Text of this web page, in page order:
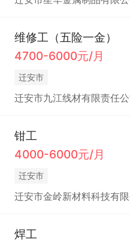
维修工（五险一金）
4700-6000元/月
迁安市
迁安市九江线材有限责任
钳工
4000-6000元/月
迁安市
迁安市金岭新材料科技有
焊工